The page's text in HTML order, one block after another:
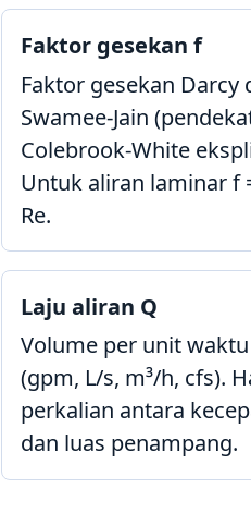
Faktor gesekan f
Faktor gesekan Darcy
Swamee-Jain
Colebrook-White
Untuk aliran laminar f
Re.
Laju aliran Q
Volume per unit waktu
(gpm, L/s, m³/h, cfs).
perkalian antara
dan luas penampang.